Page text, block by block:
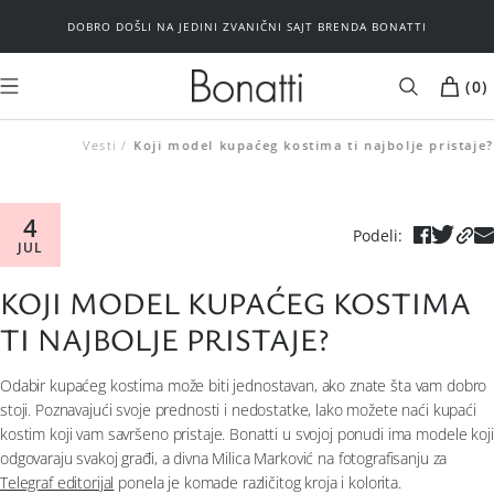
DOBRO DOŠLI NA JEDINI ZVANIČNI SAJT BRENDA BONATTI
ŽENE
Kupaći kostimi
Plažni program
Brushalteri
Spavaći program
Basic
MUŠKARCI
Plažni program
Donji veš
Spavaći program
Outlet
(0)
Koji model kupaćeg kostima ti najbolje pristaje?
Vesti
4
JUL
Podeli:
KOJI MODEL KUPAĆEG KOSTIMA
TI NAJBOLJE PRISTAJE?
Odabir kupaćeg kostima može biti jednostavan, ako znate šta vam dobro
stoji. Poznavajući svoje prednosti i nedostatke, lako možete naći kupaći
kostim koji vam savršeno pristaje. Bonatti u svojoj ponudi ima modele koji
odgovaraju svakoj građi, a divna Milica Marković na fotografisanju za
Telegraf editorijal ponela je komade različitog kroja i kolorita.